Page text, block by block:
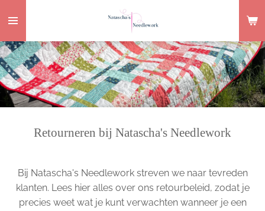
direct
naar
de
hoofdinhoud
Retourneren bij Natascha's Needlework
Bij Natascha's Needlework streven we naar tevreden
klanten. Lees hier alles over ons retourbeleid, zodat je
precies weet wat je kunt verwachten wanneer je een